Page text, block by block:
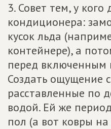
3. Совет тем, у кого
кондиционера:
кусок льда
контейнере), а
перед включенным
Создать ощущение
расставленные по
водой. Ей же
пол (а вот ковры